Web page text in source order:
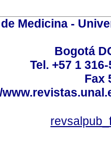
Medicina -
Bogotá
Tel. +57 1
Fax